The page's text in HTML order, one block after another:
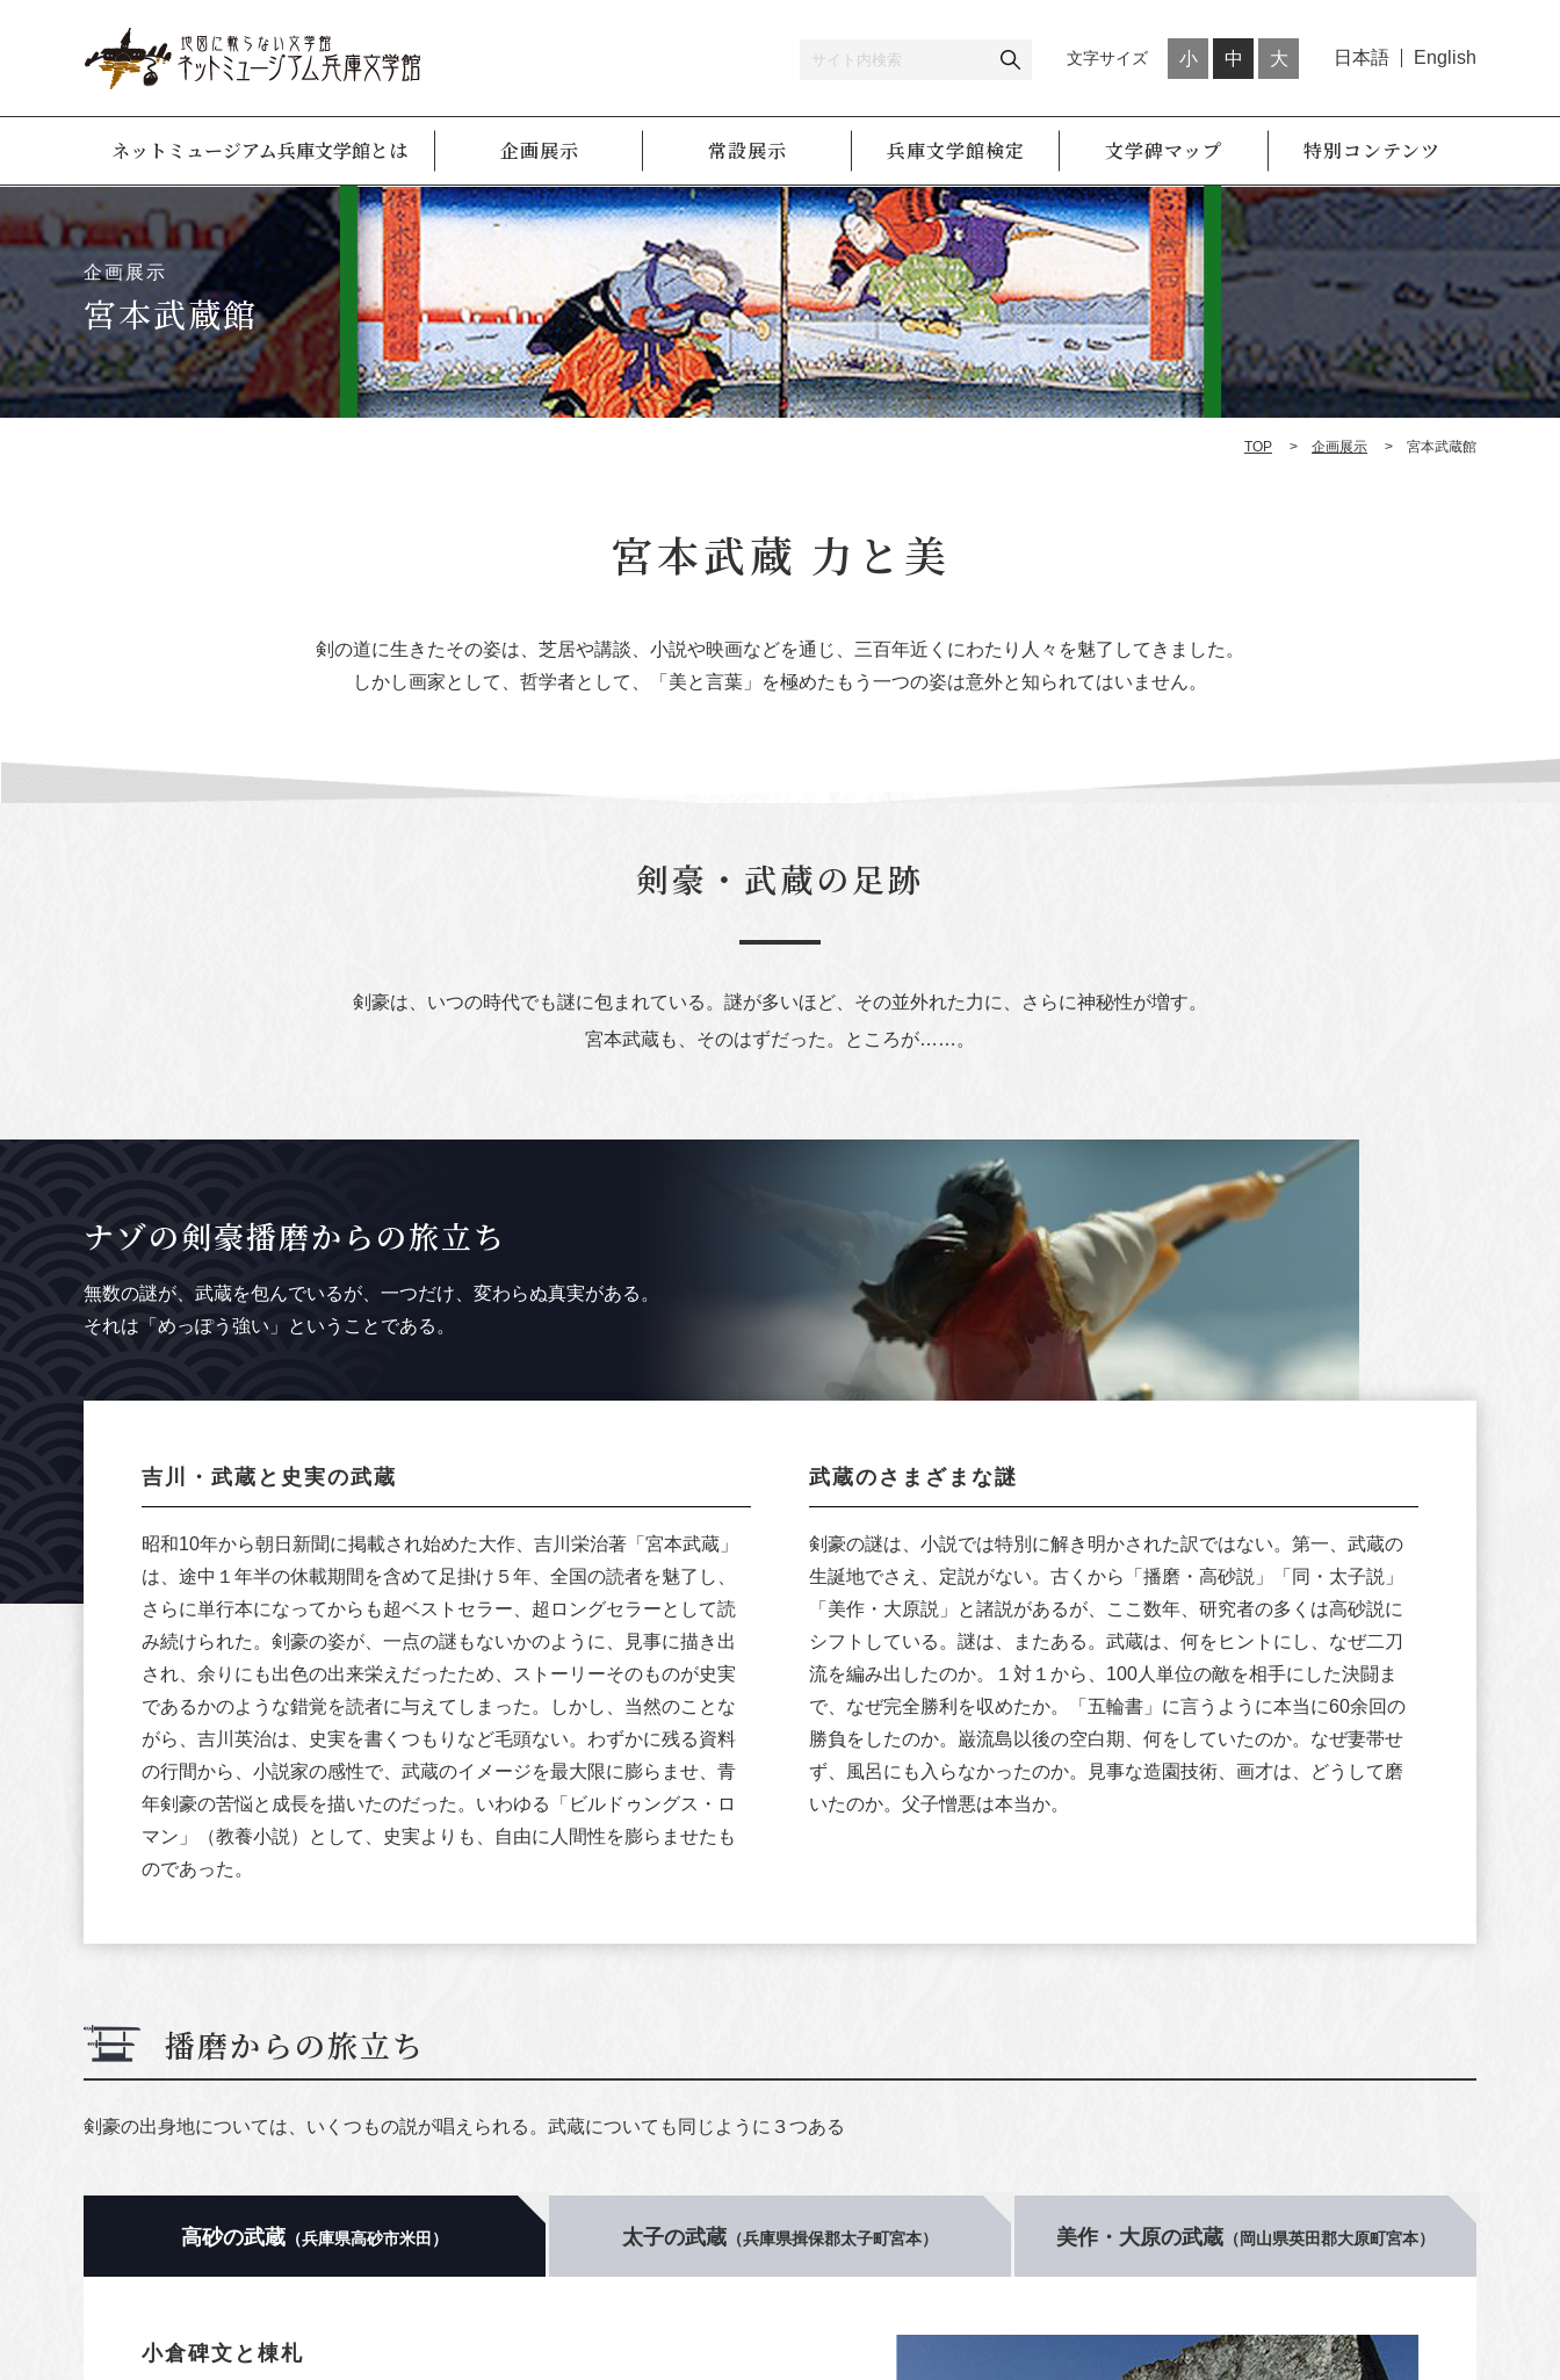
文字サイズ 小 中 大 日本語 English
ネットミュージアム兵庫文学館とは 企画展示 常設展示 兵庫文学館検定 文学碑マップ 特別コンテンツ
企画展示
宮本武蔵館
TOP 企画展示 宮本武蔵館
宮本武蔵 力と美
剣の道に生きたその姿は、芝居や講談、小説や映画などを通じ、三百年近くにわたり人々を魅了してきました。
しかし画家として、哲学者として、「美と言葉」を極めたもう一つの姿は意外と知られてはいません。
剣豪・武蔵の足跡
剣豪は、いつの時代でも謎に包まれている。謎が多いほど、その並外れた力に、さらに神秘性が増す。
宮本武蔵も、そのはずだった。ところが……。
ナゾの剣豪播磨からの旅立ち
無数の謎が、武蔵を包んでいるが、一つだけ、変わらぬ真実がある。
それは「めっぽう強い」ということである。
吉川・武蔵と史実の武蔵
昭和10年から朝日新聞に掲載され始めた大作、吉川栄治著「宮本武蔵」
は、途中１年半の休載期間を含めて足掛け５年、全国の読者を魅了し、
さらに単行本になってからも超ベストセラー、超ロングセラーとして読
み続けられた。剣豪の姿が、一点の謎もないかのように、見事に描き出
され、余りにも出色の出来栄えだったため、ストーリーそのものが史実
であるかのような錯覚を読者に与えてしまった。しかし、当然のことな
がら、吉川英治は、史実を書くつもりなど毛頭ない。わずかに残る資料
の行間から、小説家の感性で、武蔵のイメージを最大限に膨らませ、青
年剣豪の苦悩と成長を描いたのだった。いわゆる「ビルドゥングス・ロ
マン」（教養小説）として、史実よりも、自由に人間性を膨らませたも
のであった。
武蔵のさまざまな謎
剣豪の謎は、小説では特別に解き明かされた訳ではない。第一、武蔵の
生誕地でさえ、定説がない。古くから「播磨・高砂説」「同・太子説」
「美作・大原説」と諸説があるが、ここ数年、研究者の多くは高砂説に
シフトしている。謎は、またある。武蔵は、何をヒントにし、なぜ二刀
流を編み出したのか。１対１から、100人単位の敵を相手にした決闘ま
で、なぜ完全勝利を収めたか。「五輪書」に言うように本当に60余回の
勝負をしたのか。巌流島以後の空白期、何をしていたのか。なぜ妻帯せ
ず、風呂にも入らなかったのか。見事な造園技術、画才は、どうして磨
いたのか。父子憎悪は本当か。
播磨からの旅立ち
剣豪の出身地については、いくつもの説が唱えられる。武蔵についても同じように３つある
高砂の武蔵 （兵庫県高砂市米田） 太子の武蔵 （兵庫県揖保郡太子町宮本） 美作・大原の武蔵 （岡山県英田郡大原町宮本）
小倉碑文と棟札